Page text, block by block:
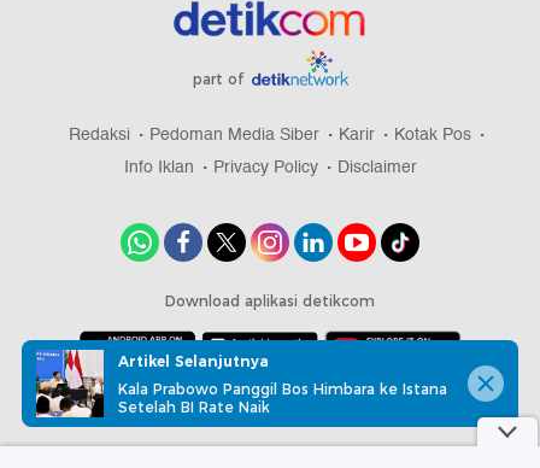
part of
Redaksi Pedoman Media Siber Karir
Kotak Pos
Info Iklan
Privacy Policy Disclaimer
Download aplikasi detikcom
Copyright @ 2026 detikcom, All right reserved
Artikel Selanjutnya
Kala Prabowo Panggil Bos Himbara ke Istana
Setelah BI Rate Naik